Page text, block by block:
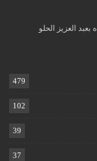
العزيز الحلو
479
102
39
37